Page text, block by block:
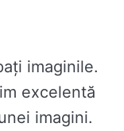
imaginile.
excelentă
imagini.